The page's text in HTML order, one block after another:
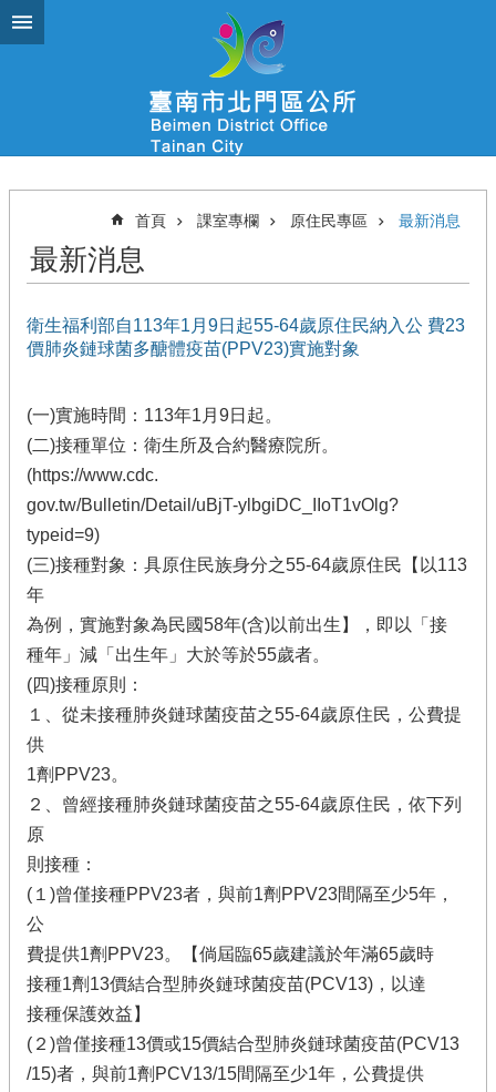
跳到主要內容區塊
首頁 課室專欄 原住民專區 最新消息
最新消息
衛生福利部自113年1月9日起55-64歲原住民納入公 費23
價肺炎鏈球菌多醣體疫苗(PPV23)實施對象
(一)實施時間：113年1月9日起。
(二)接種單位：衛生所及合約醫療院所。
(https://www.cdc.
gov.tw/Bulletin/Detail/uBjT-ylbgiDC_IIoT1vOlg?
typeid=9)
(三)接種對象：具原住民族身分之55-64歲原住民【以113
年
為例，實施對象為民國58年(含)以前出生】，即以「接
種年」減「出生年」大於等於55歲者。
(四)接種原則：
１、從未接種肺炎鏈球菌疫苗之55-64歲原住民，公費提
供
1劑PPV23。
２、曾經接種肺炎鏈球菌疫苗之55-64歲原住民，依下列
原
則接種：
(１)曾僅接種PPV23者，與前1劑PPV23間隔至少5年，
公
費提供1劑PPV23。【倘屆臨65歲建議於年滿65歲時
接種1劑13價結合型肺炎鏈球菌疫苗(PCV13)，以達
接種保護效益】
(２)曾僅接種13價或15價結合型肺炎鏈球菌疫苗(PCV13
/15)者，與前1劑PCV13/15間隔至少1年，公費提供